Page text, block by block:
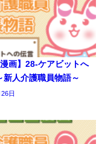
漫画】28-ケアビットへ
新人介護職員物語～
日